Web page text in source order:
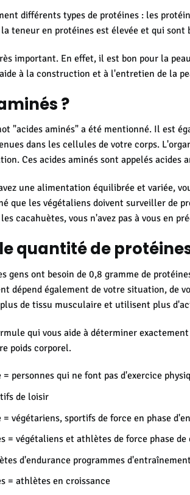
différents types de protéines : les
teneur en protéines est élevée et qui sont
important. En effet, il est bon pour la
à la construction et à l'entretien de la
?
"acides aminés" a été mentionné. Il est
dans les cellules de votre corps.
Ces acides aminés sont appelés acides
une alimentation équilibrée et variée,
que les végétaliens doivent surveiller de
cacahuètes, vous n'avez pas à vous en
quantité de
gens ont besoin de 0,8 gramme de
dépend également de votre situation, de
de tissu musculaire et utilisent plus
qui vous aide à déterminer
poids corporel.
= personnes qui ne font pas d'exercice
de loisir
= végétariens, sportifs de force en phase
= végétaliens et athlètes de force phase
d'endurance programmes
= athlètes en croissance